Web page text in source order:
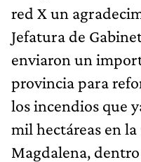
red X un
Jefatura de
enviaron un
provincia para
los incendios que
mil hectáreas en la
Magdalena,